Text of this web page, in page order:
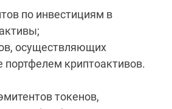
по инвестициям в
осуществляющих
портфелем криптоактивов.
токенов,